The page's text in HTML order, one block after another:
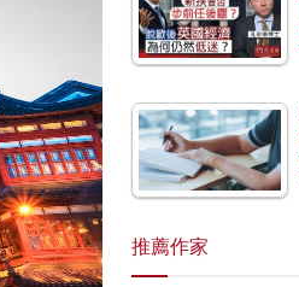
推薦作家